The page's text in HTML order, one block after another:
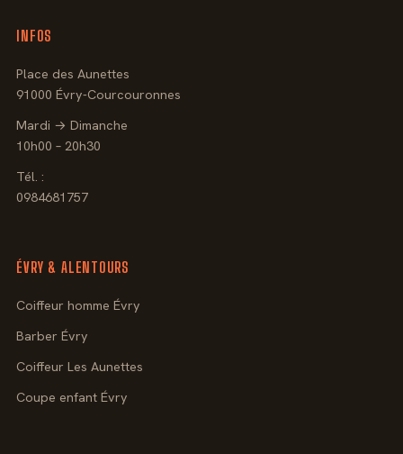
INFOS
Place des Aunettes
91000 Évry-Courcouronnes
Mardi → Dimanche
10h00 – 20h30
Tél. :
0984681757
ÉVRY & ALENTOURS
Coiffeur homme Évry
Barber Évry
Coiffeur Les Aunettes
Coupe enfant Évry